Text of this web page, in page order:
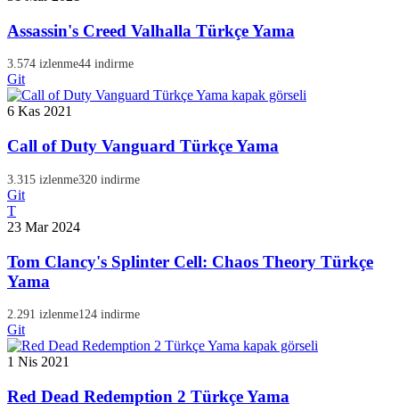
Assassin's Creed Valhalla Türkçe Yama
3.574 izlenme44 indirme
Git
6 Kas 2021
Call of Duty Vanguard Türkçe Yama
3.315 izlenme320 indirme
Git
T
23 Mar 2024
Tom Clancy's Splinter Cell: Chaos Theory Türkçe
Yama
2.291 izlenme124 indirme
Git
1 Nis 2021
Red Dead Redemption 2 Türkçe Yama